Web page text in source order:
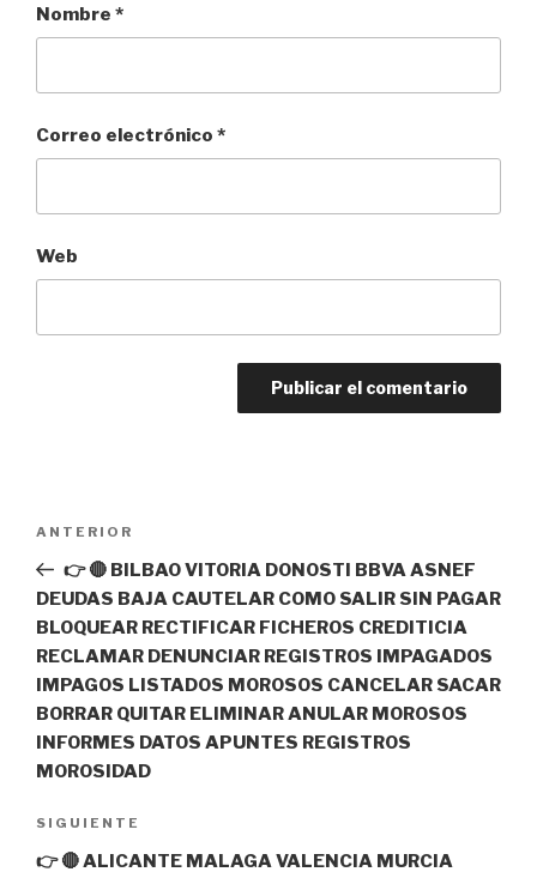
Nombre *
Correo electrónico *
Web
entradas
Entrada
anterior:
ANTERIOR
👉 🔴 BILBAO VITORIA DONOSTI BBVA ASNEF
DEUDAS BAJA CAUTELAR COMO SALIR SIN PAGAR
BLOQUEAR RECTIFICAR FICHEROS CREDITICIA
RECLAMAR DENUNCIAR REGISTROS IMPAGADOS
IMPAGOS LISTADOS MOROSOS CANCELAR SACAR
BORRAR QUITAR ELIMINAR ANULAR MOROSOS
INFORMES DATOS APUNTES REGISTROS
MOROSIDAD
Siguiente
entrada
SIGUIENTE
👉 🔴 ALICANTE MALAGA VALENCIA MURCIA